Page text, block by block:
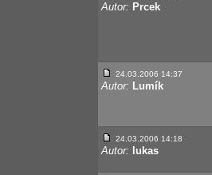
Autor: Prcek
24.03.2006 14:37
Autor: Lumík
24.03.2006 14:18
Autor: lukas